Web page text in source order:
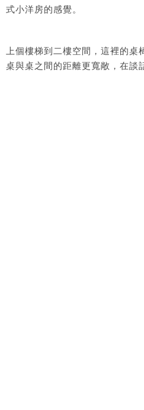
式小洋房的感覺。
上個樓梯到二樓空間，這裡的桌
桌與桌之間的距離更寬敞，在談